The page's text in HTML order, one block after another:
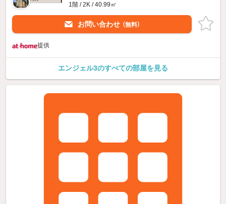
1階 / 2K / 40.99㎡
お問い合わせ （無料）
提供
エンジェル3のすべての部屋を見る